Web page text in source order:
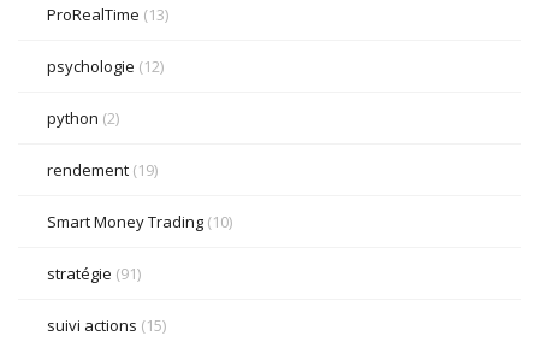
ProRealTime (13)
psychologie (12)
python (2)
rendement (19)
Smart Money Trading (10)
stratégie (91)
suivi actions (15)